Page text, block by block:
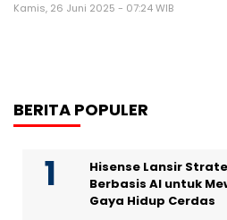
Kamis, 26 Juni 2025 - 07:24 WIB
BERITA POPULER
Hisense Lansir
Berbasis AI untuk
Gaya Hidup Cerdas